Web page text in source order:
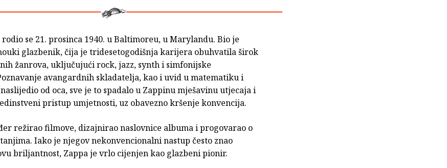
rodio se 21. prosinca 1940. u Baltimoreu, u Marylandu. Bio je
glazbenik, čija je tridesetogodišnja karijera obuhvatila širok
žanrova, uključujući rock, jazz, synth i simfonijske
avangardnih skladatelja, kao i uvid u matematiku i
od oca, sve je to spadalo u Zappinu mješavinu utjecaja i
pristup umjetnosti, uz obavezno kršenje konvencija.
režirao filmove, dizajnirao naslovnice albuma i progovarao o
Iako je njegov nekonvencionalni nastup često znao
briljantnost, Zappa je vrlo cijenjen kao glazbeni pionir.